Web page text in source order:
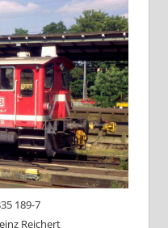
189-7
Reichert